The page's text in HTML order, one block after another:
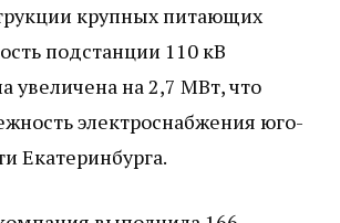
крупных питающих
подстанции 110 кВ
увеличена на 2,7 МВт, что
электроснабжения юго-
Екатеринбурга.